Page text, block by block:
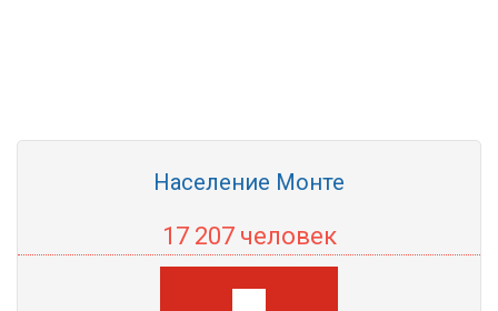
Население Монте
17 207 человек